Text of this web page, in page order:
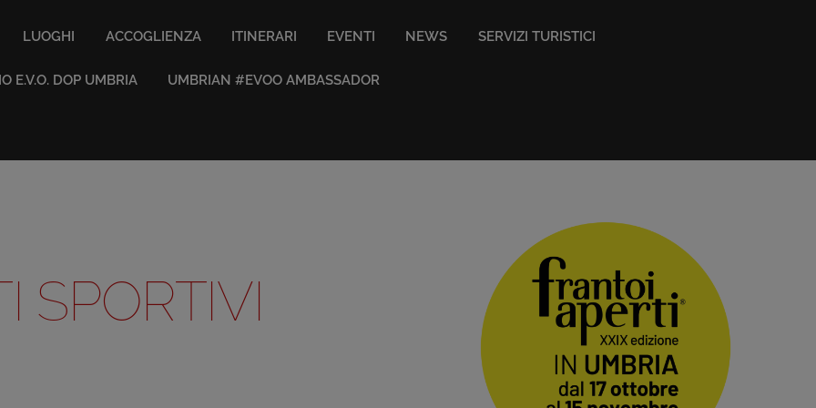
LUOGHI ACCOGLIENZA ITINERARI EVENTI NEWS SERVIZI TURISTICI
E.V.O. DOP UMBRIA UMBRIAN #EVOO AMBASSADOR
SPORTIVI